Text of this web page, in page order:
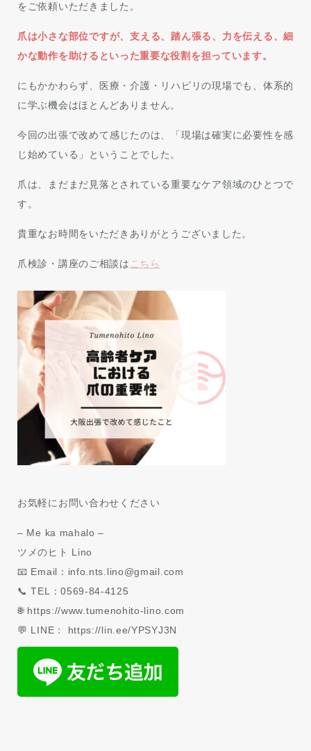
をご依頼いただきました。
爪は小さな部位ですが、支える、踏ん張る、力を伝える、細
かな動作を助けるといった重要な役割を担っています。
にもかかわらず、医療・介護・リハビリの現場でも、体系的
に学ぶ機会はほとんどありません。
今回の出張で改めて感じたのは、「現場は確実に必要性を感
じ始めている」ということでした。
爪は、まだまだ見落とされている重要なケア領域のひとつで
す。
貴重なお時間をいただきありがとうございました。
爪検診・講座のご相談は こちら
お気軽にお問い合わせください
– Me ka mahalo –
ツメのヒト Lino
📧 Email：info.nts.lino@gmail.com
📞 TEL：0569-84-4125
🌐 https://www.tumenohito-lino.com
💬 LINE： https://lin.ee/YPSYJ3N